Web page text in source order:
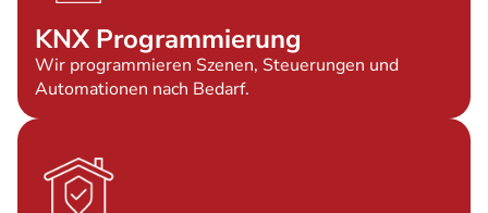
KNX Programmierung
Wir programmieren Szenen, Steuerungen und
Automationen nach Bedarf.